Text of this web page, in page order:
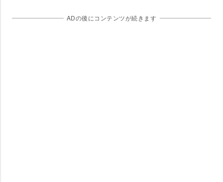
ADの後にコンテンツが続きます